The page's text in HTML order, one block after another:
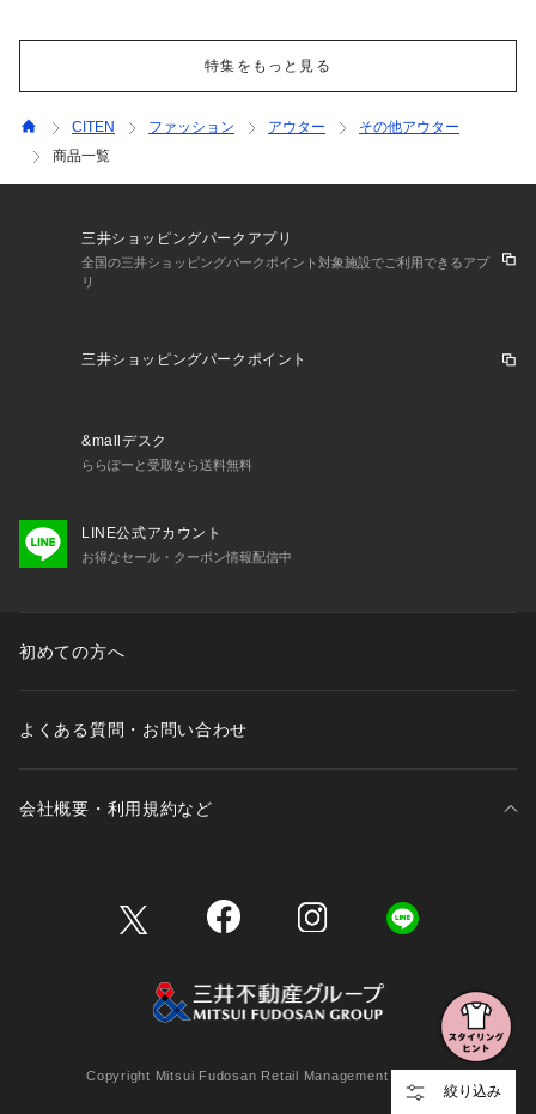
特集をもっと見る
絞り込み
CITEN ファッション アウター
その他アウター
商品一覧
三井ショッピングパークアプリ
全国の三井ショッピングパークポイント対象施設でご利用できるアプ
リ
三井ショッピングパークポイント
&mallデスク
ららぽーと受取なら送料無料
LINE公式アカウント
お得なセール・クーポン情報配信中
初めての方へ
よくある質問・お問い合わせ
会社概要・利用規約など
Copyright Mitsui Fudosan Retail Management Co., Ltd.